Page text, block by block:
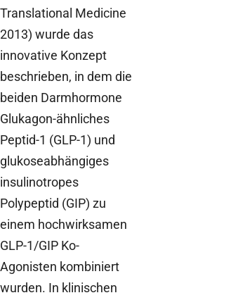
Translational Medicine
2013) wurde das
innovative Konzept
beschrieben, in dem die
beiden Darmhormone
Glukagon-ähnliches
Peptid-1 (GLP-1) und
glukoseabhängiges
insulinotropes
Polypeptid (GIP) zu
einem hochwirksamen
GLP-1/GIP Ko-
Agonisten kombiniert
wurden. In klinischen